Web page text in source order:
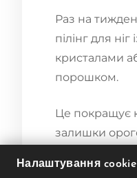
Раз на
пілінг для
кристалами
порошком.
Це покращує
залишки
✅Захист від
Налаштування